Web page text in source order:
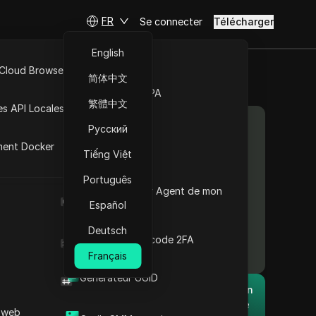
Marché de la RPA
Quel est le User Agent de mon
navigateur
Générateur de code 2FA
Générateur UUID
Browser MCP
API Locales
Docker
FR
English
简体中文
繁體中文
Русский
Tiếng Việt
Português
Español
Deutsch
Français
Se connecter Télécharger
qui
Contenu
de dérive de
l’analyse de la dérive
Stratégies optimales
par rapport aux
emplacements fixes
cas
œuvre technique
Conséquences d’une
géolocalisation imprécise
Le navigateur anti-détection
DICloak garde la gestion de